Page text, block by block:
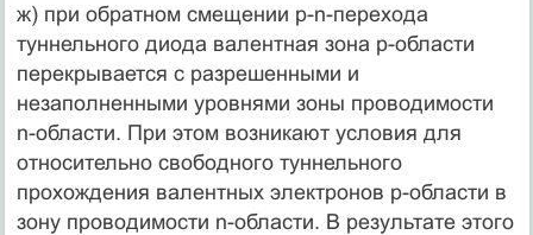
ж) при обратном смещении р-n-перехода
туннельного диода валентная зона р-области
перекрывается с разрешенными и
незаполненными уровнями зоны проводимости
n-области. При этом возникают условия для
относительно свободного туннельного
прохождения валентных электронов р-области в
зону проводимости n-области. В результате этого